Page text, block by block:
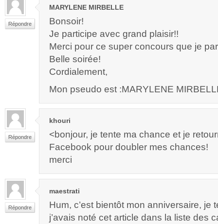
Répondre
MARYLENE MIRBELLE
Bonsoir!
Je participe avec grand plaisir!!
Merci pour ce super concours que je
Belle soirée!
Cordialement,
Mon pseudo est :MARYLENE
Répondre
khouri
<bonjour, je tente ma chance et je
Facebook pour doubler mes chances!
merci
Répondre
maestrati
Hum, c’est bientôt mon anniversaire, je
j’avais noté cet article dans la liste des